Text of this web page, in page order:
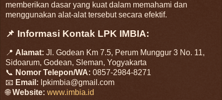
memberikan dasar yang kuat dalam memahami dan
menggunakan alat-alat tersebut secara efektif.
📌 Informasi Kontak LPK IMBIA:
📍 Alamat: Jl. Godean Km 7.5, Perum Munggur 3 No. 11,
Sidoarum, Godean, Sleman, Yogyakarta
📞 Nomor Telepon/WA: 0857-2984-8271
📧 Email: lpkimbia@gmail.com
🌐Website: www.imbia.id